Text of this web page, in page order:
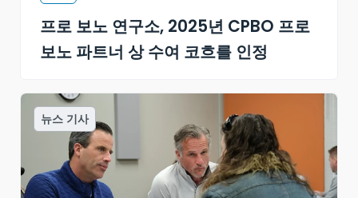
프로 보노 연구소, 2025년 CPBO 프로
보노 파트너 상 수여 코흐를 인정
뉴스 기사